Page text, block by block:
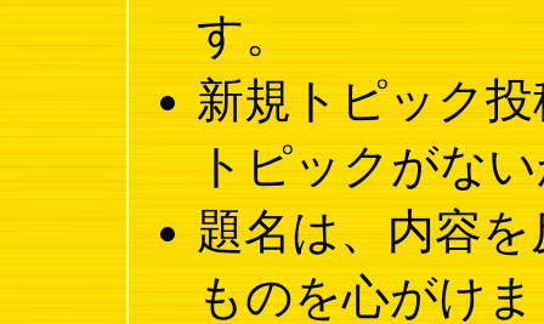
す。
新規トピック
トピックがな
題名は、内容
ものを心がけ